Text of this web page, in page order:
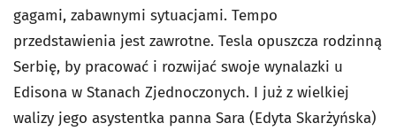
gagami, zabawnymi sytuacjami. Tempo
przedstawienia jest zawrotne. Tesla opuszcza rodzinną
Serbię, by pracować i rozwijać swoje wynalazki u
Edisona w Stanach Zjednoczonych. I już z wielkiej
walizy jego asystentka panna Sara (Edyta Skarżyńska)